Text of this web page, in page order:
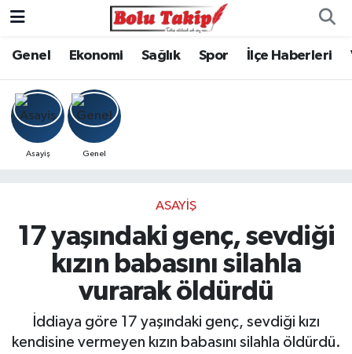
Genel Ekonomi Sağlık Spor İlçe Haberleri
Asayiş Genel
ASAYIŞ
17 yaşındaki genç, sevdiği
kızın babasını silahla
vurarak öldürdü
İddiaya göre 17 yaşındaki genç, sevdiği kızı
kendisine vermeyen kızın babasını silahla öldürdü.